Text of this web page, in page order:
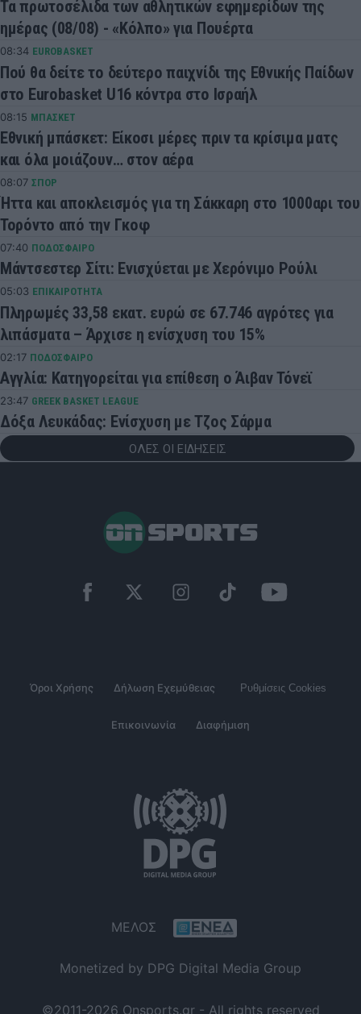
Τα πρωτοσέλιδα των αθλητικών εφημερίδων της
ημέρας (08/08) - «Κόλπο» για Πουέρτα
08:34 EUROBASKET
Πού θα δείτε το δεύτερο παιχνίδι της Εθνικής Παίδων
στο Eurobasket U16 κόντρα στο Ισραήλ
08:15 ΜΠΑΣΚΕΤ
Εθνική μπάσκετ: Είκοσι μέρες πριν τα κρίσιμα ματς
και όλα μοιάζουν… στον αέρα
08:07 ΣΠΟΡ
Ήττα και αποκλεισμός για τη Σάκκαρη στο 1000αρι του
Τορόντο από την Γκοφ
07:40 ΠΟΔΟΣΦΑΙΡΟ
Μάντσεστερ Σίτι: Ενισχύεται με Χερόνιμο Ρούλι
05:03 ΕΠΙΚΑΙΡΟΤΗΤΑ
Πληρωμές 33,58 εκατ. ευρώ σε 67.746 αγρότες για
λιπάσματα – Άρχισε η ενίσχυση του 15%
02:17 ΠΟΔΟΣΦΑΙΡΟ
Αγγλία: Κατηγορείται για επίθεση ο Άιβαν Τόνεϊ
23:47 GREEK BASKET LEAGUE
Δόξα Λευκάδας: Ενίσχυση με Τζος Σάρμα
ΟΛΕΣ ΟΙ ΕΙΔΗΣΕΙΣ
Όροι Χρήσης Δήλωση Εχεμύθειας Ρυθμίσεις Cookies
Επικοινωνία Διαφήμιση
ΜΕΛΟΣ
Monetized by DPG Digital Media Group
©2011-2026 Onsports.gr - All rights reserved